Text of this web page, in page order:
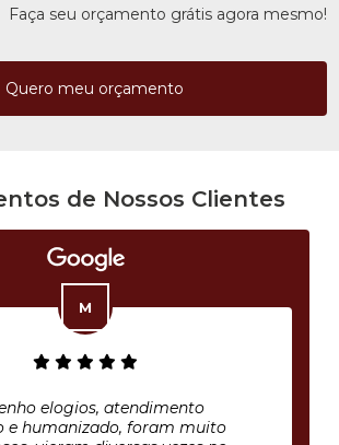
Faça seu orçamento grátis agora mesmo!
Quero meu orçamento
de Nossos Clientes
elogios, atendimento
e humanizado, foram muito